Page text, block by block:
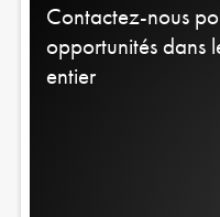
Contactez-nous
opportunités dans
entier